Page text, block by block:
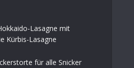
Lasagne mit
Kürbis-Lasagne
für alle Snicker